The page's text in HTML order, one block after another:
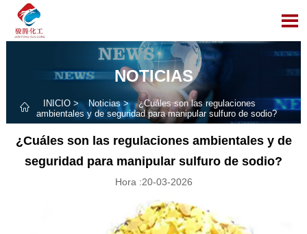

NOTICIAS
 INICIO> Noticias>
¿Cuáles son las regulaciones
ambientales y de seguridad para manipular sulfuro de sodio?
¿Cuáles son las regulaciones ambientales y de
seguridad para manipular sulfuro de sodio?
Hora :20-03-2026